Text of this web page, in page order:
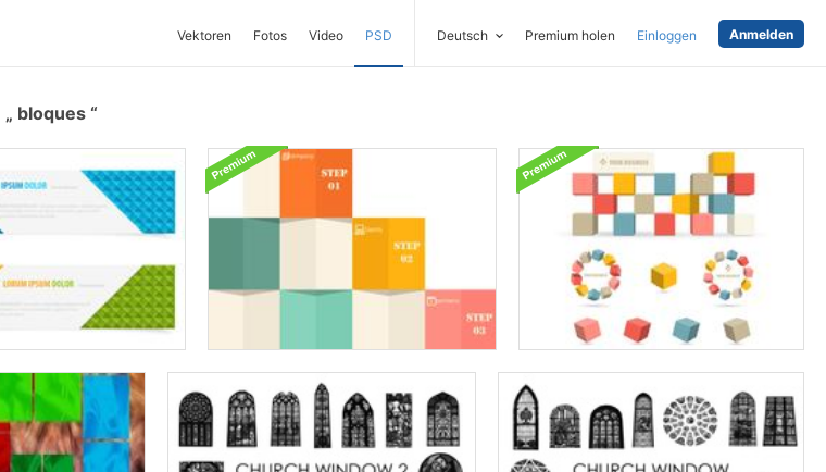
Vektoren Fotos Video PSD Deutsch Premium holen Einloggen Anmelden
bloques